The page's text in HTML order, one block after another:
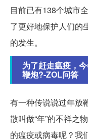
目前已有138个城市
了更好地保护人们的
的发生。
为了赶走瘟疫，
鞭炮?-ZOL问答
有一种传说说过年放
散叫做“年”的不祥之
的瘟疫或病毒呢？我